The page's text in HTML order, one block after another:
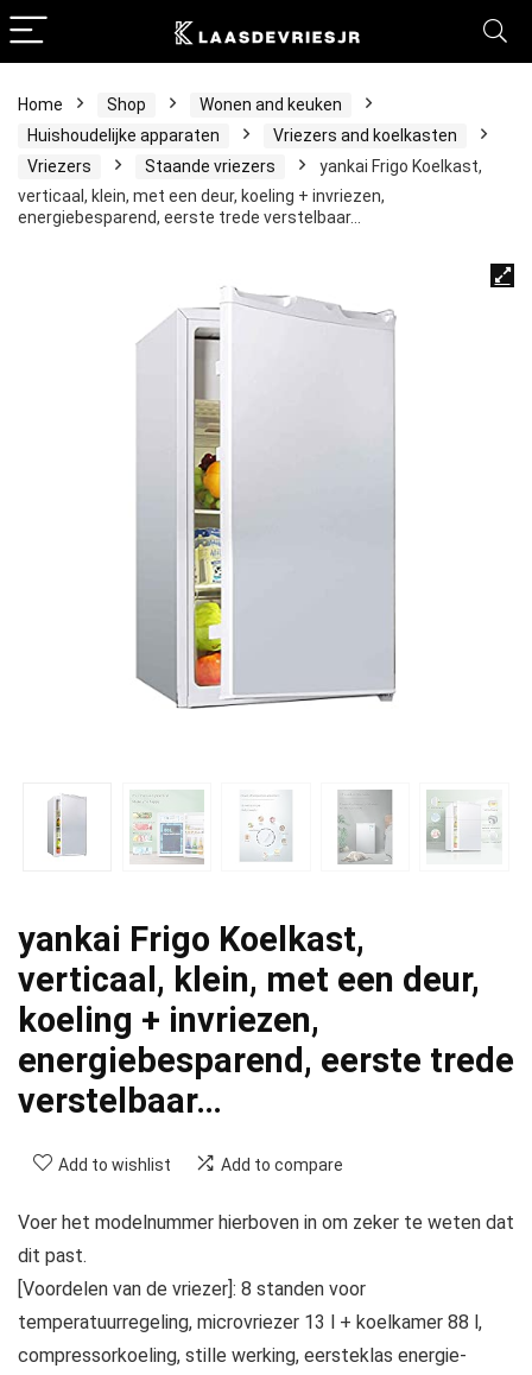
Home Shop
Wonen and keuken
Huishoudelijke apparaten
Vriezers and koelkasten
Vriezers
Staande vriezers
yankai Frigo Koelkast,
verticaal, klein, met een deur, koeling + invriezen,
energiebesparend, eerste trede verstelbaar…
yankai Frigo Koelkast,
verticaal, klein, met een deur,
koeling + invriezen,
energiebesparend, eerste trede
verstelbaar…
Add to wishlist Add to compare
Voer het modelnummer hierboven in om zeker te weten dat
dit past.
[Voordelen van de vriezer]: 8 standen voor
temperatuurregeling, microvriezer 13 l + koelkamer 88 l,
compressorkoeling, stille werking, eersteklas energie-